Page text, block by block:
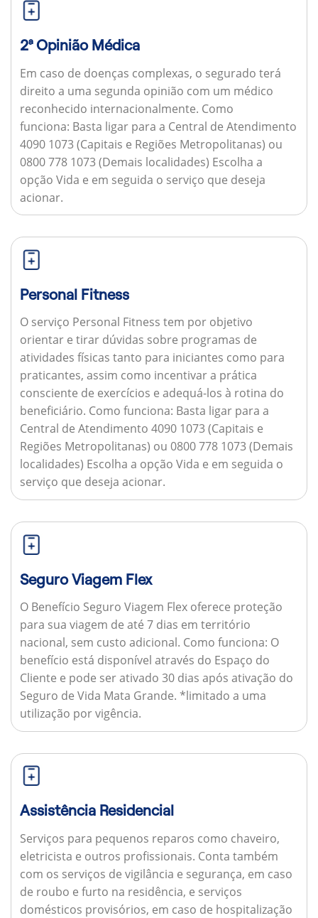
2ª Opinião Médica
Em caso de doenças complexas, o segurado terá
direito a uma segunda opinião com um médico
reconhecido internacionalmente. Como
funciona: Basta ligar para a Central de Atendimento
4090 1073 (Capitais e Regiões Metropolitanas) ou
0800 778 1073 (Demais localidades) Escolha a
opção Vida e em seguida o serviço que deseja
acionar.
Personal Fitness
O serviço Personal Fitness tem por objetivo
orientar e tirar dúvidas sobre programas de
atividades físicas tanto para iniciantes como para
praticantes, assim como incentivar a prática
consciente de exercícios e adequá-los à rotina do
beneficiário. Como funciona: Basta ligar para a
Central de Atendimento 4090 1073 (Capitais e
Regiões Metropolitanas) ou 0800 778 1073 (Demais
localidades) Escolha a opção Vida e em seguida o
serviço que deseja acionar.
Seguro Viagem Flex
O Benefício Seguro Viagem Flex oferece proteção
para sua viagem de até 7 dias em território
nacional, sem custo adicional. Como funciona: O
benefício está disponível através do Espaço do
Cliente e pode ser ativado 30 dias após ativação do
Seguro de Vida Mata Grande. *limitado a uma
utilização por vigência.
Assistência Residencial
Serviços para pequenos reparos como chaveiro,
eletricista e outros profissionais. Conta também
com os serviços de vigilância e segurança, em caso
de roubo e furto na residência, e serviços
domésticos provisórios, em caso de hospitalização